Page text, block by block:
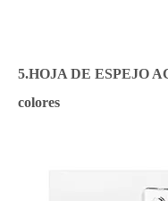
5.HOJA DE ESPEJO
colores